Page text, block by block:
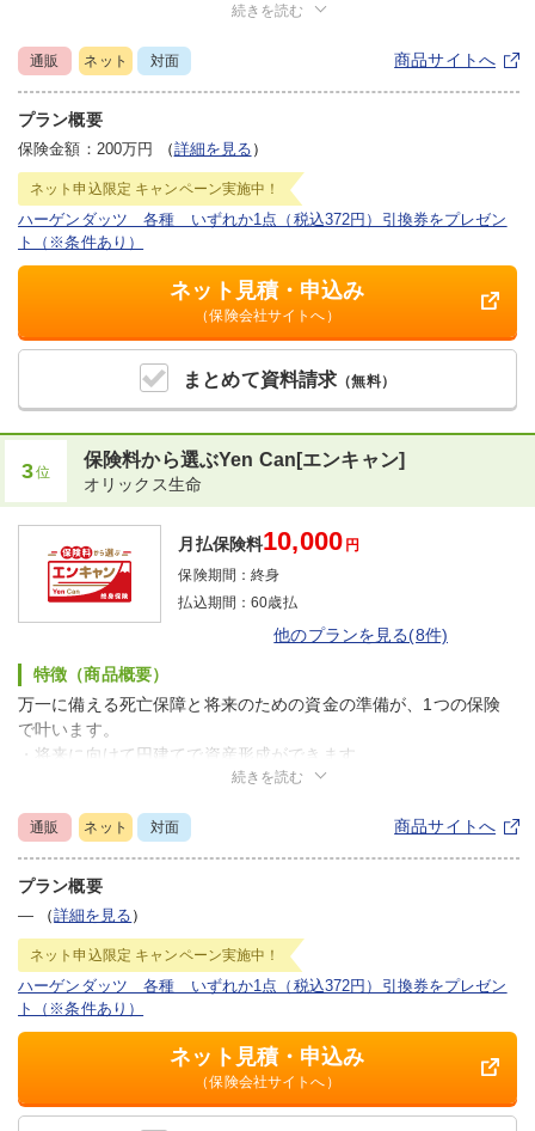
まとめて資料請求 （無料）
ネット見積・申込み
（保険会社サイトへ）
・加入時に払戻率は確定しています
続きを読む
通販 ネット 対面 商品サイトへ
プラン概要
保険金額：200万円 （詳細を見る ）
ネット申込限定 キャンペーン実施中！
ハーゲンダッツ 各種 いずれか1点（税込372円）引換券をプレゼン
ト（※条件あり）
3位
保険料から選ぶYen Can[エンキャン]
オリックス生命
ネット見積・申込み
（保険会社サイトへ）
月払保険料10,000 円
保険期間：終身
払込期間：60歳払
他のプランを見る(8件)
特徴（商品概要）
万一に備える死亡保障と将来のための資金の準備が、1つの保険
で叶います。
・将来に向けて円建てで資産形成ができます
・加入時に払戻率は確定しています
続きを読む
通販 ネット 対面 商品サイトへ
プラン概要
― （詳細を見る ）
ネット申込限定 キャンペーン実施中！
ハーゲンダッツ 各種 いずれか1点（税込372円）引換券をプレゼン
ト（※条件あり）